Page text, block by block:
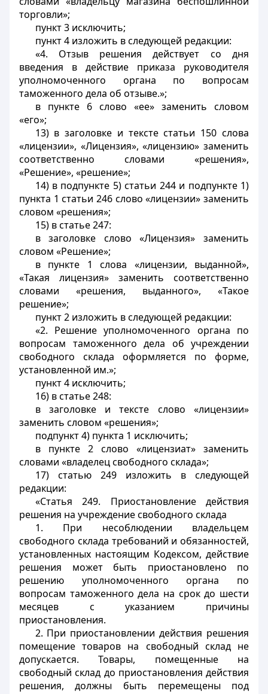
торговли»;
пункт 3 исключить;
пункт 4 изложить в следующей редакции:
«4. Отзыв решения действует со дня
введения в действие приказа руководителя
уполномоченного органа по вопросам
таможенного дела об отзыве.»;
в пункте 6 слово «ее» заменить словом
«его»;
13) в заголовке и тексте статьи 150 слова
«лицензии», «Лицензия», «лицензию» заменить
соответственно словами «решения»,
«Решение», «решение»;
14) в подпункте 5) статьи 244 и подпункте 1)
пункта 1 статьи 246 слово «лицензии» заменить
словом «решения»;
15) в статье 247:
в заголовке слово «Лицензия» заменить
словом «Решение»;
в пункте 1 слова «лицензии, выданной»,
«Такая лицензия» заменить соответственно
словами «решения, выданного», «Такое
решение»;
пункт 2 изложить в следующей редакции:
«2. Решение уполномоченного органа по
вопросам таможенного дела об учреждении
свободного склада оформляется по форме,
установленной им.»;
пункт 4 исключить;
16) в статье 248:
в заголовке и тексте слово «лицензии»
заменить словом «решения»;
подпункт 4) пункта 1 исключить;
в пункте 2 слово «лицензиат» заменить
словами «владелец свободного склада»;
17) статью 249 изложить в следующей
редакции:
«Статья 249. Приостановление действия
решения на учреждение свободного склада
1. При несоблюдении владельцем
свободного склада требований и обязанностей,
установленных настоящим Кодексом, действие
решения может быть приостановлено по
решению уполномоченного органа по
вопросам таможенного дела на срок до шести
месяцев с указанием причины
приостановления.
2. При приостановлении действия решения
помещение товаров на свободный склад не
допускается. Товары, помещенные на
свободный склад до приостановления действия
решения, должны быть перемещены под